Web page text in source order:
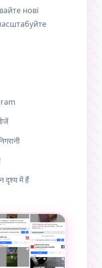
нові
दृश्य में हैं